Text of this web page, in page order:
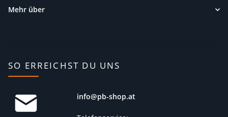
Mehr über
SO ERREICHST DU UNS
info@pb-shop.at